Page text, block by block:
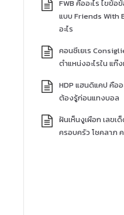
FWB คืออะไร ไขข้
แบบ Friends With
อะไร
คอนซีเยเร
ตำแหน่งอะไรใน แก๊
HDP แฮนดิแคป คืออ
ต้องรู้ก่อนแทงบอล
ฝันเห็นงูเผือก เลขเ
ครอบครัว โชคลาภ